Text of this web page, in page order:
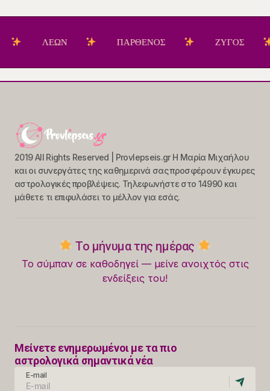
ΛΕΩΝ ΠΑΡΘΕΝΟΣ ΖΥΓΟΣ
2019 All Rights Reserved | Provlepseis.gr Η Μαρία Μιχαήλου
και οι συνεργάτες της καθημερινά σας προσφέρουν έγκυρες
αστρολογικές προβλέψεις. Τηλεφωνήστε στο 14990 και
μάθετε τι επιφυλάσει το μέλλον για εσάς.
Το μήνυμα της ημέρας
Το σύμπαν σε καθοδηγεί — μείνε ανοιχτός στις
ενδείξεις του!
Μείνετε ενημερωμένοι με τα πιο
αστρολογικά σημαντικά νέα
E-mail